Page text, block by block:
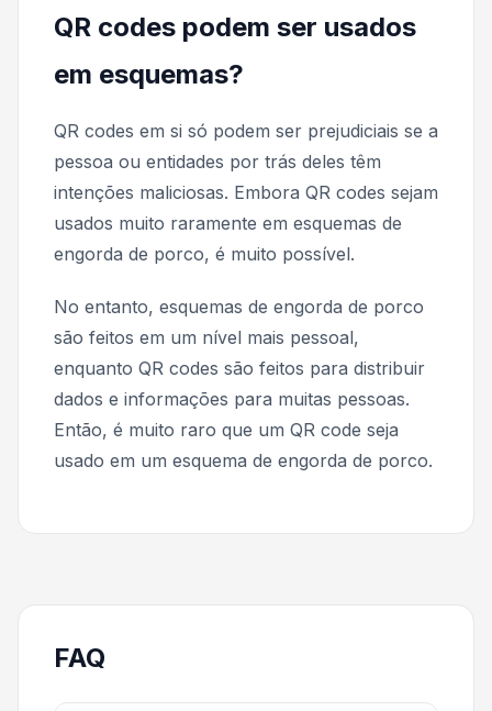
QR codes podem ser usados
em esquemas?
QR codes em si só podem ser prejudiciais se a
pessoa ou entidades por trás deles têm
intenções maliciosas. Embora QR codes sejam
usados muito raramente em esquemas de
engorda de porco, é muito possível.
No entanto, esquemas de engorda de porco
são feitos em um nível mais pessoal,
enquanto QR codes são feitos para distribuir
dados e informações para muitas pessoas.
Então, é muito raro que um QR code seja
usado em um esquema de engorda de porco.
FAQ